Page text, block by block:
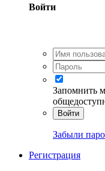
Войти
Запомнить
Войти
Забыли
Регистрация